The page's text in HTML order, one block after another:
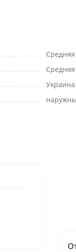
Средняя
Средняя
Украина